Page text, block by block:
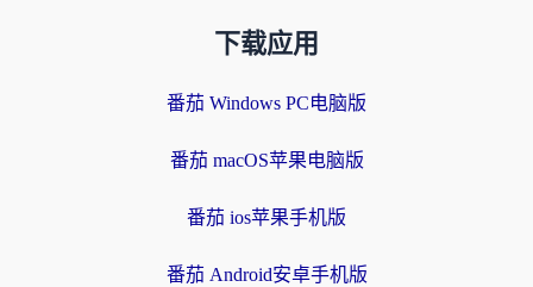
下载应用
番茄 Windows PC电脑版
番茄 macOS苹果电脑版
番茄 ios苹果手机版
番茄 Android安卓手机版